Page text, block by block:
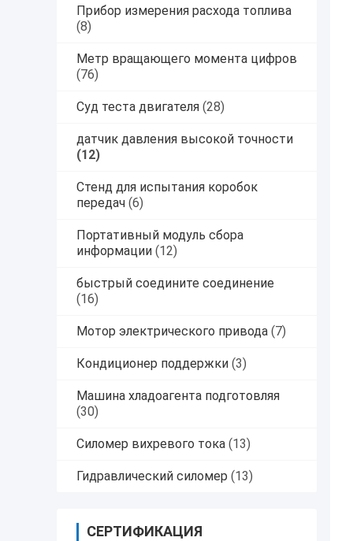
Прибор измерения расхода топлива
(8)
Метр вращающего момента цифров
(76)
Суд теста двигателя (28)
датчик давления высокой точности
(12)
Стенд для испытания коробок
передач (6)
Портативный модуль сбора
информации (12)
быстрый соедините соединение
(16)
Мотор электрического привода (7)
Кондиционер поддержки (3)
Машина хладоагента подготовляя
(30)
Силомер вихревого тока (13)
Гидравлический силомер (13)
СЕРТИФИКАЦИЯ